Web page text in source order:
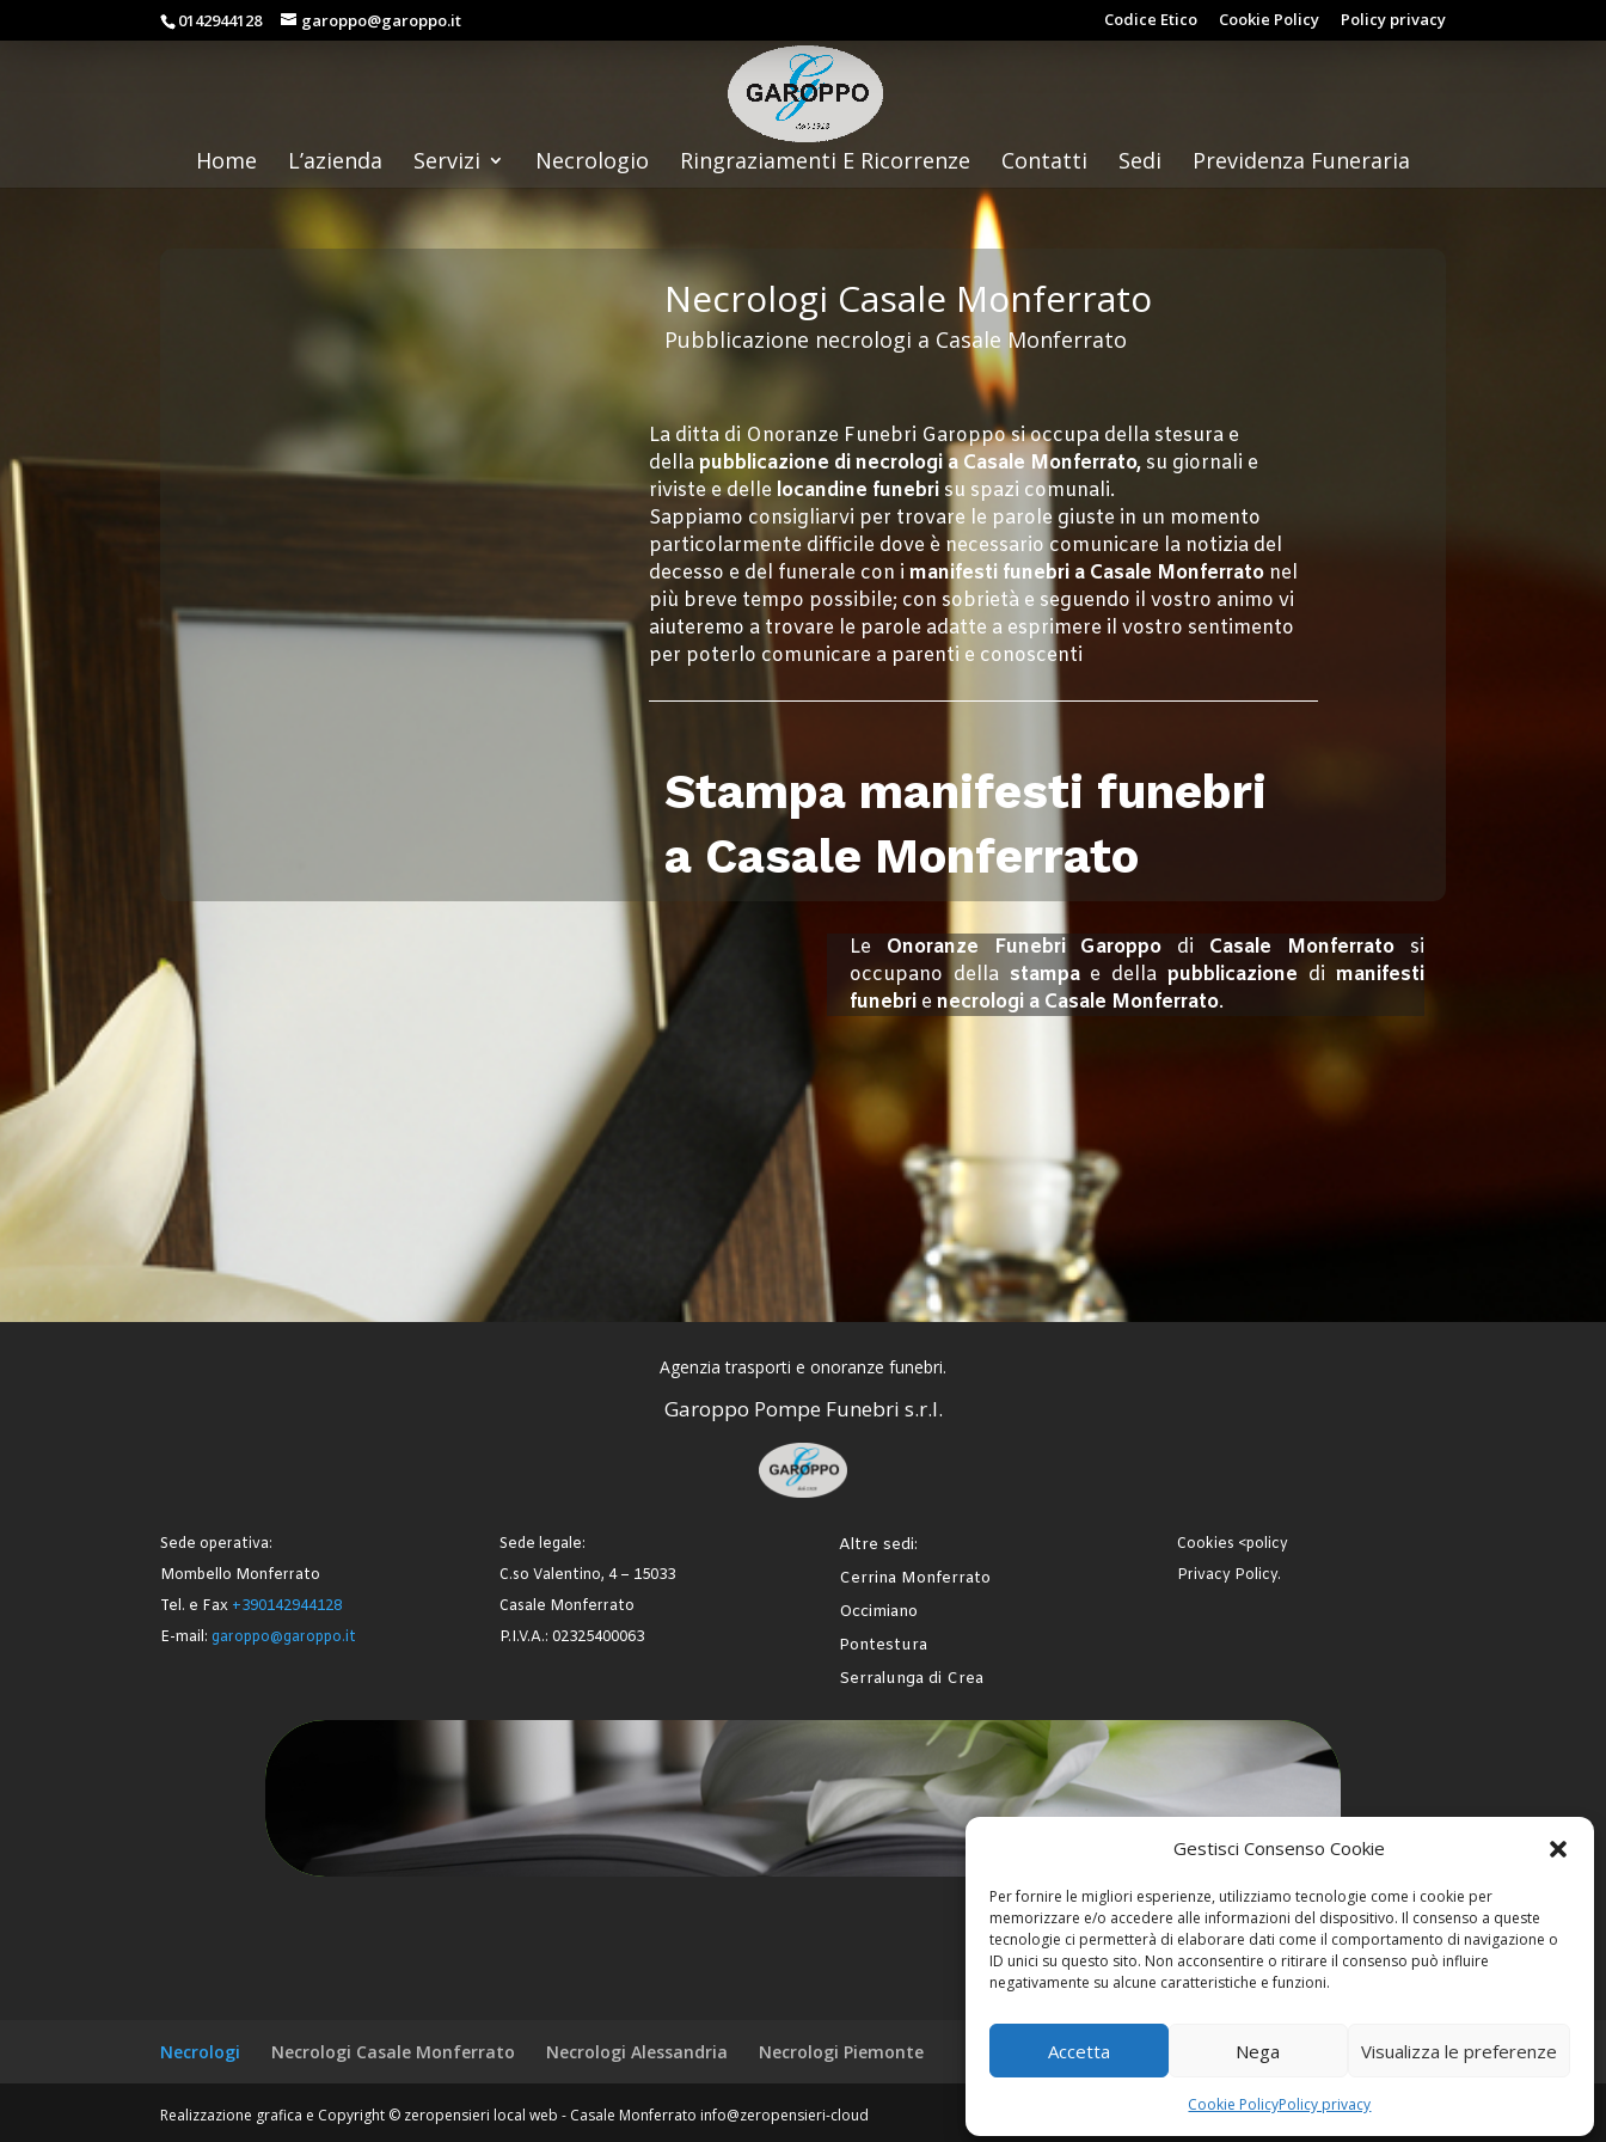
Gestisci Consenso Cookie
Per fornire le migliori esperienze, utilizziamo tecnologie come i cookie per
memorizzare e/o accedere alle informazioni del dispositivo. Il consenso a queste
tecnologie ci permetterà di elaborare dati come il comportamento di navigazione o
ID unici su questo sito. Non acconsentire o ritirare il consenso può influire
negativamente su alcune caratteristiche e funzioni.
Accetta Nega Visualizza le preferenze
Cookie PolicyPolicy privacy
0142944128 garoppo@garoppo.it Codice Etico Cookie Policy Policy privacy
Home L’azienda Servizi Necrologio Ringraziamenti E Ricorrenze Contatti Sedi Previdenza Funeraria
Necrologi Casale Monferrato
Pubblicazione necrologi a Casale Monferrato
La ditta di Onoranze Funebri Garoppo si occupa della stesura e
dellapubblicazione di necrologi a Casale Monferrato, su giornali e
riviste e delle locandine funebrisu spazi comunali.
Sappiamo consigliarvi per trovare le parole giuste in un momento
particolarmente difficile dove è necessario comunicare la notizia del
decesso e del funerale con i manifesti funebri a Casale Monferratonel
più breve tempo possibile; con sobrietà e seguendo il vostro animo vi
aiuteremo a trovare le parole adatte a esprimere il vostro sentimento
per poterlo comunicare a parenti e conoscenti
Stampa manifesti funebri
a Casale Monferrato
Le Onoranze Funebri Garoppo di Casale Monferratosi
occupano della stampae dellapubblicazione di manifesti
funebri enecrologi a Casale Monferrato.
Agenzia trasporti e onoranze funebri.
Garoppo Pompe Funebri s.r.l.
Sede operativa:
Mombello Monferrato
Tel. e Fax +390142944128
E-mail:garoppo@garoppo.it
Sede legale:
C.so Valentino, 4 – 15033
Casale Monferrato
P.I.V.A.: 02325400063
Altre sedi:
Cerrina Monferrato
Occimiano
Pontestura
Serralunga di Crea
Cookies <policy
Privacy Policy.
Necrologi Necrologi Casale Monferrato Necrologi Alessandria Necrologi Piemonte
Realizzazione grafica e Copyright © zeropensieri local web - Casale Monferrato info@zeropensieri-cloud